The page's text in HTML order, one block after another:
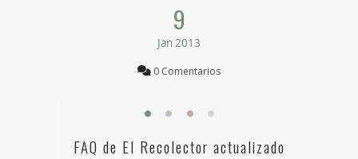
9
Jan 2013
0 Comentarios
FAQ de El Recolector actualizado